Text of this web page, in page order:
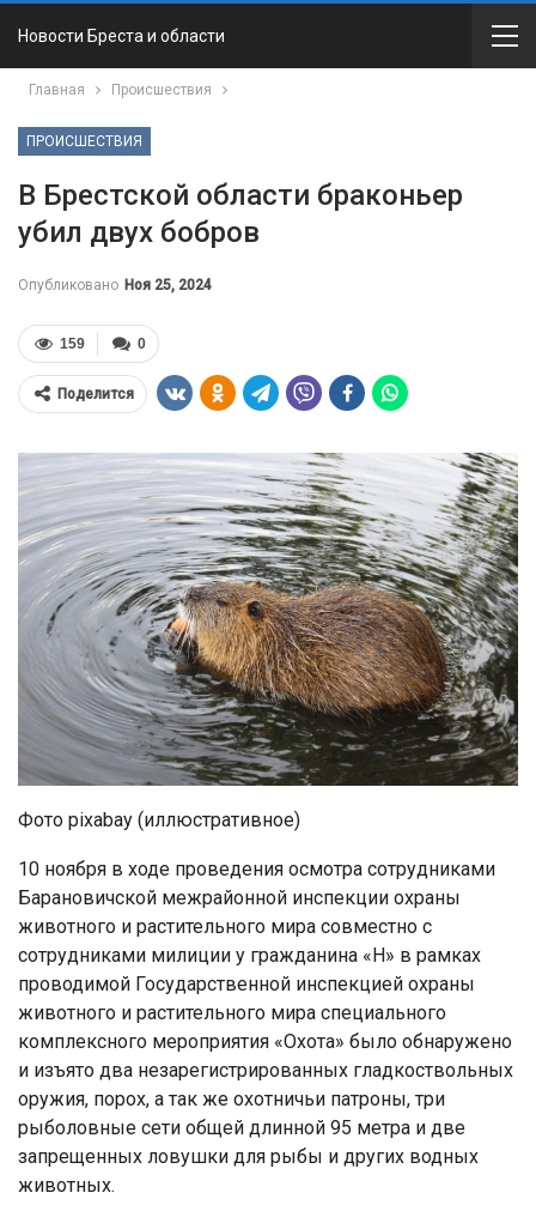
Новости Бреста и области
Главная Происшествия
ПРОИСШЕСТВИЯ
В Брестской области браконьер
убил двух бобров
Опубликовано Ноя 25, 2024
0
159
Поделится
Фото pixabay (иллюстративное)
10 ноября в ходе проведения осмотра сотрудниками
Барановичской межрайонной инспекции охраны
животного и растительного мира совместно с
сотрудниками милиции у гражданина «Н» в рамках
проводимой Государственной инспекцией охраны
животного и растительного мира специального
комплексного мероприятия «Охота» было обнаружено
и изъято два незарегистрированных гладкоствольных
оружия, порох, а так же охотничьи патроны, три
рыболовные сети общей длинной 95 метра и две
запрещенных ловушки для рыбы и других водных
животных.